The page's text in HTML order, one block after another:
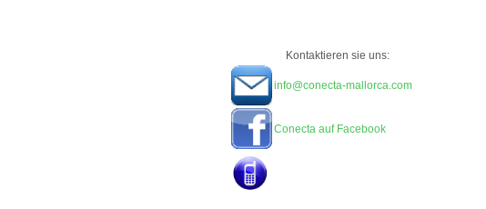
Kontaktieren sie uns:
info@conecta-mallorca.com
Conecta auf Facebook